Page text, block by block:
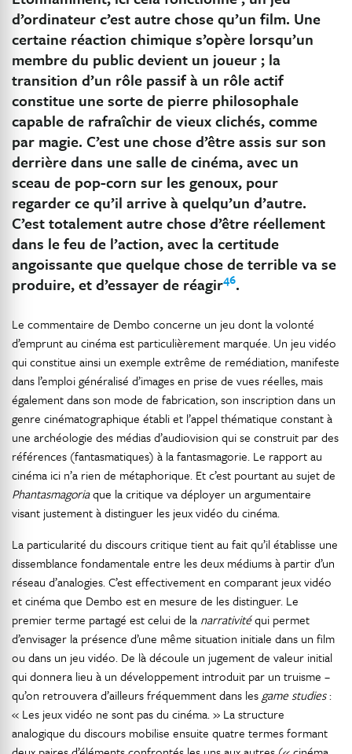
d’ordinateur c’est autre chose qu’un film. Une
certaine réaction chimique s’opère lorsqu’un
membre du public devient un joueur ; la
transition d’un rôle passif à un rôle actif
constitue une sorte de pierre philosophale
capable de rafraîchir de vieux clichés, comme
par magie. C’est une chose d’être assis sur son
derrière dans une salle de cinéma, avec un
sceau de pop-corn sur les genoux, pour
regarder ce qu’il arrive à quelqu’un d’autre.
C’est totalement autre chose d’être réellement
dans le feu de l’action, avec la certitude
angoissante que quelque chose de terrible va se
produire, et d’essayer de réagir46.
Le commentaire de Dembo concerne un jeu dont la volonté
d’emprunt au cinéma est particulièrement marquée. Un jeu vidéo
qui constitue ainsi un exemple extrême de remédiation, manifeste
dans l’emploi généralisé d’images en prise de vues réelles, mais
également dans son mode de fabrication, son inscription dans un
genre cinématographique établi et l’appel thématique constant à
une archéologie des médias d’audiovision qui se construit par des
références (fantasmatiques) à la fantasmagorie. Le rapport au
cinéma ici n’a rien de métaphorique. Et c’est pourtant au sujet de
Phantasmagoriaque la critique va déployer un argumentaire
visant justement à distinguer les jeux vidéo du cinéma.
La particularité du discours critique tient au fait qu’il établisse une
dissemblance fondamentale entre les deux médiums à partir d’un
réseau d’analogies. C’est effectivement en comparant jeux vidéo
et cinéma que Dembo est en mesure de les distinguer. Le
premier terme partagé est celui de la narrativitéqui permet
d’envisager la présence d’une même situation initiale dans un film
ou dans un jeu vidéo. De là découle un jugement de valeur initial
qui donnera lieu à un développement introduit par un truisme –
qu’on retrouvera d’ailleurs fréquemment dans les game studies:
« Les jeux vidéo ne sont pas du cinéma. » La structure
analogique du discours mobilise ensuite quatre termes formant